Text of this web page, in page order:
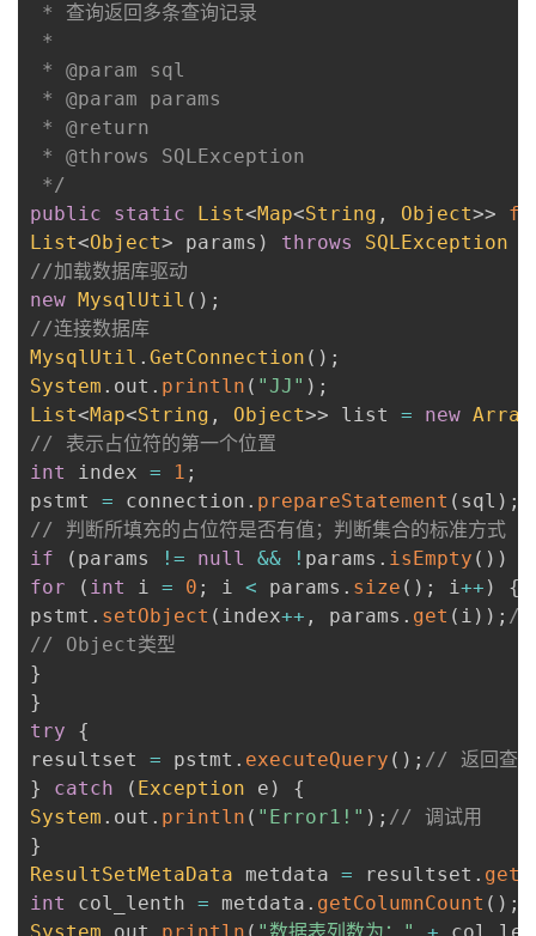
* 查询返回多条查询记录
*
* @param sql
* @param params
* @return
* @throws SQLException
*/
public
static List<Map<String , Object>>
List<Object> params ) throws SQLException
//加载数据库驱动
new MysqlUtil ( ) ;
//连接数据库
MysqlUtil . GetConnection ( ) ;
System . out . println ( "JJ" ) ;
List<Map<String , Object>> list = new
// 表示占位符的第一个位置
int
index = 1 ;
pstmt = connection . prepareStatement ( sql ) ;
// 判断所填充的占位符是否有值；判断集合的标准方式
if
( params != null && ! params . isEmpty ( ) )
for
( int i = 0 ; i < params . size ( ) ; i++ )
{
pstmt . setObject ( index++ , params . get ( i ) ) ; //
// Object类型
}
}
try
{
resultset = pstmt . executeQuery ( ) ; // 返回查
}
catch ( Exception e )
{
System . out . println ( "Error1!" ) ; // 调试用
}
ResultSetMetaData metdata = resultset .
int
col_lenth = metdata . getColumnCount ( ) ;